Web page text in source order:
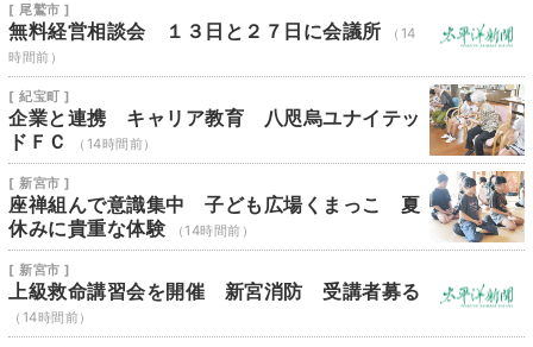
[ 尾鷲市 ]
無料経営相談会 １３日と２７日に会議所
（14
時間前）
[ 紀宝町 ]
企業と連携 キャリア教育 八咫烏ユナイテッ
ドＦＣ
（14時間前）
[ 新宮市 ]
座禅組んで意識集中 子ども広場くまっこ 夏
休みに貴重な体験
（14時間前）
[ 新宮市 ]
上級救命講習会を開催 新宮消防 受講者募る
（14時間前）